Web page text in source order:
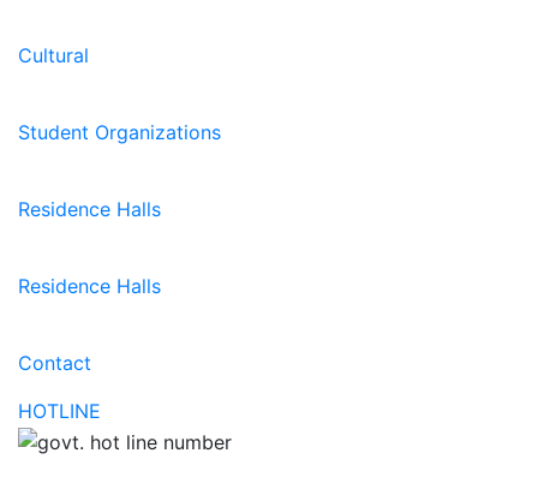
Cultural
Student Organizations
Residence Halls
Residence Halls
Contact
HOTLINE